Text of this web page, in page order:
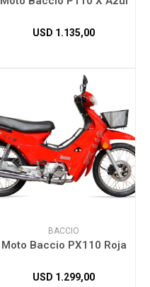
USD 1.135,00
BACCIO
Moto Baccio PX110 Roja
USD 1.299,00